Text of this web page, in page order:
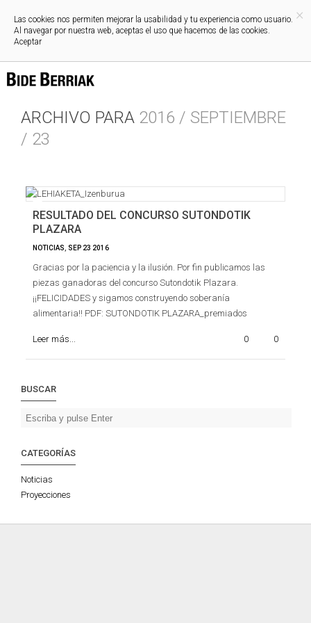
ARCHIVO PARA 2016 / SEPTIEMBRE
/ 23
RESULTADO DEL CONCURSO SUTONDOTIK
PLAZARA
NOTICIAS SEP 23 2016
Gracias por la paciencia y la ilusión. Por fin publicamos las
piezas ganadoras del concurso Sutondotik Plazara.
¡¡FELICIDADES y sigamos construyendo soberanía
alimentaria!! PDF: SUTONDOTIK PLAZARA_premiados
Leer más... 0 0
BUSCAR
CATEGORÍAS
Noticias
Proyecciones
×
Las cookies nos permiten mejorar la usabilidad y tu experiencia como usuario.
Al navegar por nuestra web, aceptas el uso que hacemos de las cookies.
Aceptar